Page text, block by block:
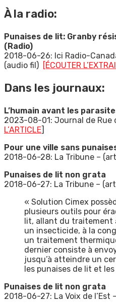
À la radio:
Punaises de lit: Granby
(Radio)
2018-06-26: Ici Radio-
(audio fil) [ÉCOUTER
Dans les journaux:
L’humain avant les
2023-08-01: Journal de Rue
L’ARTICLE]
Pour une ville sans
2018-06-28: La Tribune –
Punaises de lit non grata
2018-06-27: La Tribune –
« Solution Cimex
plusieurs outils pour
lit, allant du traitement
un insecticide, à la
un traitement
dernier consiste à
jusqu’à atteindre un
les punaises de lit et
Punaises de lit non grata
2018-06-27: La Voix de l’Est